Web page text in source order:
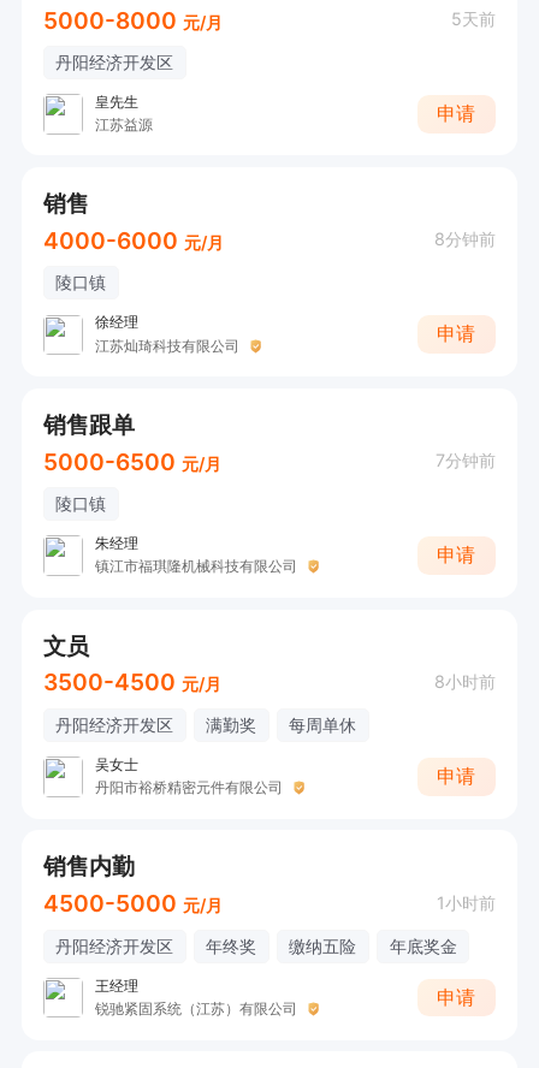
5000-8000 元/月 5天前
丹阳经济开发区
皇先生
江苏益源
申请
销售
4000-6000 元/月 8分钟前
陵口镇
徐经理
江苏灿琦科技有限公司
申请
销售跟单
5000-6500 元/月 7分钟前
陵口镇
朱经理
镇江市福琪隆机械科技有限公司
申请
文员
3500-4500 元/月 8小时前
丹阳经济开发区 满勤奖 每周单休
吴女士
丹阳市裕桥精密元件有限公司
申请
销售内勤
4500-5000 元/月 1小时前
丹阳经济开发区 年终奖 缴纳五险 年底奖金
王经理
锐驰紧固系统（江苏）有限公司
申请